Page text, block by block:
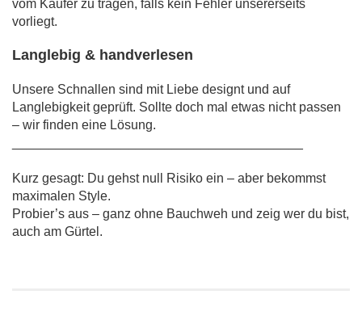
vom Käufer zu tragen, falls kein Fehler unsererseits
vorliegt.
Langlebig & handverlesen
Unsere Schnallen sind mit Liebe designt und auf
Langlebigkeit geprüft. Sollte doch mal etwas nicht passen
– wir finden eine Lösung.
Kurz gesagt: Du gehst null Risiko ein – aber bekommst
maximalen Style.
Probier’s aus – ganz ohne Bauchweh und zeig wer du bist,
auch am Gürtel.